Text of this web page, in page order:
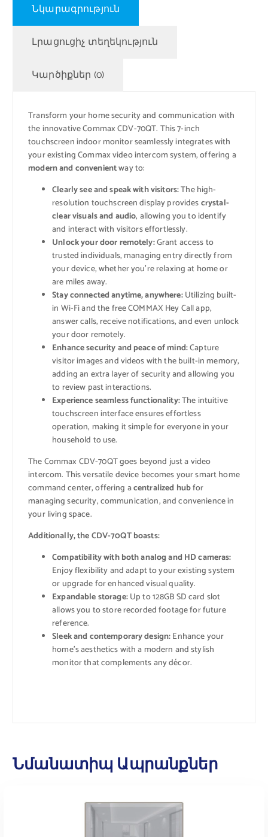
Նկարագրություն
Լրացուցիչ տեղեկություն
Կարծիքներ (0)
Transform your home security and communication with
the innovative Commax CDV-70QT. This 7-inch
touchscreen indoor monitor seamlessly integrates with
your existing Commax video intercom system, offering a
modern and convenientway to:
Clearly see and speak with visitors:The high-
resolution touchscreen display providescrystal-
clear visuals and audio, allowing you to identify
and interact with visitors effortlessly.
Unlock your door remotely:Grant access to
trusted individuals, managing entry directly from
your device, whether you’re relaxing at home or
are miles away.
Stay connected anytime, anywhere:Utilizing built-
in Wi-Fi and the free COMMAX Hey Call app,
answer calls, receive notifications, and even unlock
your door remotely.
Enhance security and peace of mind:Capture
visitor images and videos with the built-in memory,
adding an extra layer of security and allowing you
to review past interactions.
Experience seamless functionality:The intuitive
touchscreen interface ensures effortless
operation, making it simple for everyone in your
household to use.
The Commax CDV-70QT goes beyond just a video
intercom. This versatile device becomes your smart home
command center, offering acentralized hubfor
managing security, communication, and convenience in
your living space.
Additionally, the CDV-70QT boasts:
Compatibility with both analog and HD cameras:
Enjoy flexibility and adapt to your existing system
or upgrade for enhanced visual quality.
Expandable storage:Up to 128GB SD card slot
allows you to store recorded footage for future
reference.
Sleek and contemporary design:Enhance your
home’s aesthetics with a modern and stylish
monitor that complements any décor.
Նմանատիպ Ապրանքներ